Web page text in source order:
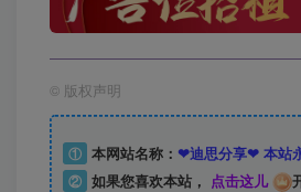
© 版权声明
① 本网站名称： ❤迪思分享❤ 本站
② 如果您喜欢本站， 点击这儿